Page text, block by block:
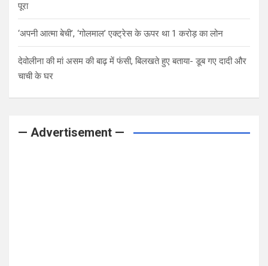
पूरा
‘अपनी आत्मा बेची’, ‘गोलमाल’ एक्ट्रेस के ऊपर था 1 करोड़ का लोन
देवोलीना की मां असम की बाढ़ में फंसी, बिलखते हुए बताया- डूब गए दादी और
चाची के घर
— Advertisement —